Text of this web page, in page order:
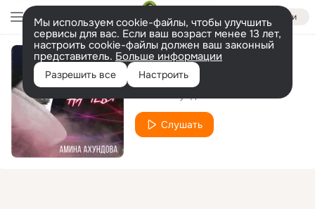
Войти
Мы используем cookie-файлы, чтобы улучшить
сервисы для вас. Если ваш возраст менее 13 лет,
настроить cookie-файлы должен ваш законный
представитель. Больше информации
Разрешить все Настроить
Злая на тебя
Слушать